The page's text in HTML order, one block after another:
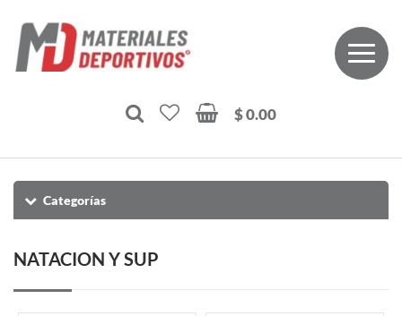
$ 0.00
Categorías
NATACION Y SUP